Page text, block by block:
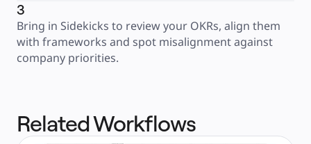
3
Bring in Sidekicks to review your OKRs, align them
with frameworks and spot misalignment against
company priorities.
Related Workflows